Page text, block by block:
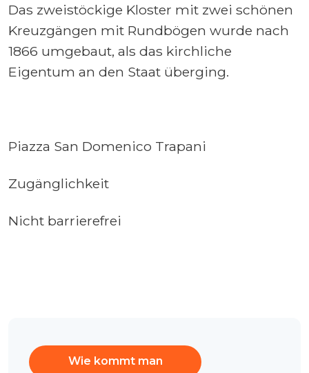
Wie kommt man
Das zweistöckige Kloster mit zwei schönen
Kreuzgängen mit Rundbögen wurde nach
1866 umgebaut, als das kirchliche
Eigentum an den Staat überging.
Piazza San Domenico Trapani
Zugänglichkeit
Nicht barrierefrei